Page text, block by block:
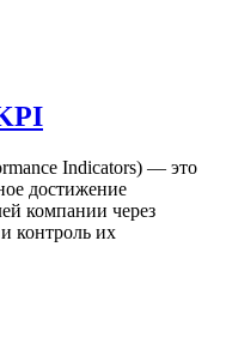
Indicators) — это
достижение
компании через
контроль их